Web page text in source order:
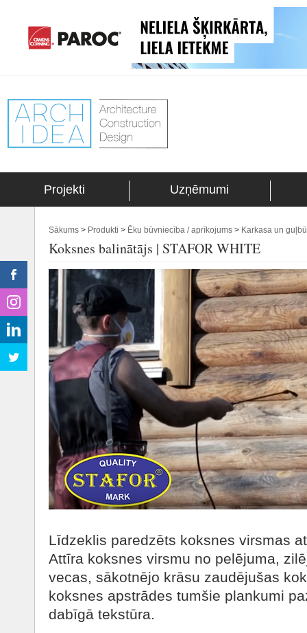
Projekti Uzņēmumi
Sākums > Produkti > Ēku būvniecība / aprīkojums > Karkasa un
Koksnes balinātājs | STAFOR WHITE
Līdzeklis paredzēts koksnes virsmas
Attīra koksnes virsmu no pelējuma,
vecas, sākotnējo krāsu zaudējušas
koksnes apstrādes tumšie plankumi
dabīgā tekstūra.